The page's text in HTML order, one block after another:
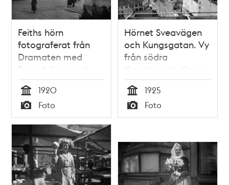
Feiths hörn
fotograferat från
Dramaten med
Strandvägen och
Nybroviken i fonden.
Människor på
gatan.
Tid
1920
Typ
Foto
Hörnet Sveavägen
och Kungsgatan. Vy
från södra
Kungstornet, längs
Kungsgatan
västerut.
Spårvagnen svänger
in till höger på
vänster
Konserthuset.
Tid
1925
Typ
Foto